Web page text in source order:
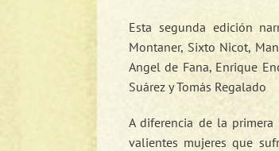
Esta segunda edición
Montaner, Sixto Nicot,
Angel de Fana, Enrique
Suárez y Tomás Regalado
A diferencia de la
valientes mujeres que